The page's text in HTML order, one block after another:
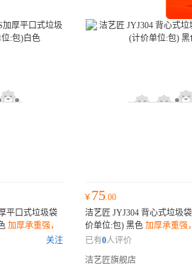
平口式垃圾袋
加厚承重强，
封防漏；环保
关注
¥ 75.00
洁艺匠 JYJ304 背心式垃圾
价单位:包) 黑色 加厚承重强
绳封口设计，密封防漏；环
已有0人评价
洁艺匠旗舰店